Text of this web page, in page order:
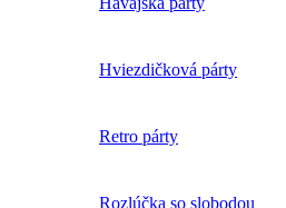
Hviezdičková párty
Retro párty
Rozlúčka so slobodou